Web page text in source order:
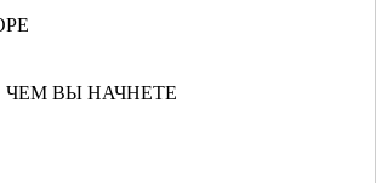
ЧЕМ ВЫ НАЧНЕТЕ